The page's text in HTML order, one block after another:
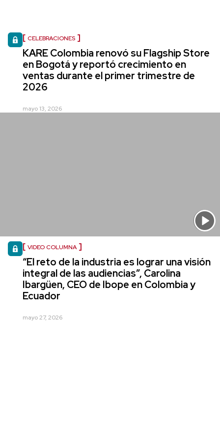
CELEBRACIONES
KARE Colombia renovó su Flagship Store
en Bogotá y reportó crecimiento en
ventas durante el primer trimestre de
2026
mayo 13, 2026
VIDEO COLUMNA
“El reto de la industria es lograr una visión
integral de las audiencias”, Carolina
Ibargüen, CEO de Ibope en Colombia y
Ecuador
mayo 27, 2026